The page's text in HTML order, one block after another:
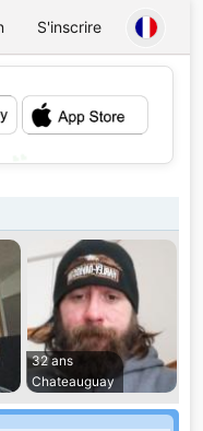
S'inscrire
32 ans
Chateauguay